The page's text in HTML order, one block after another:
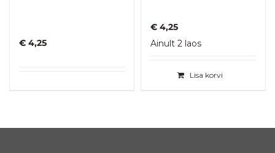
€ 4,25
€ 4,25
Ainult 2 laos
Lisa korvi